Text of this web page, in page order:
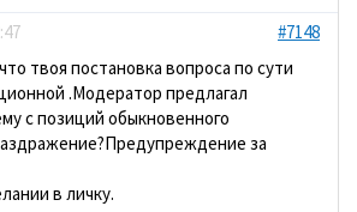
#7148
твоя постановка вопроса по сути
.Модератор предлагал
с позиций обыкновенного
за
в личку.